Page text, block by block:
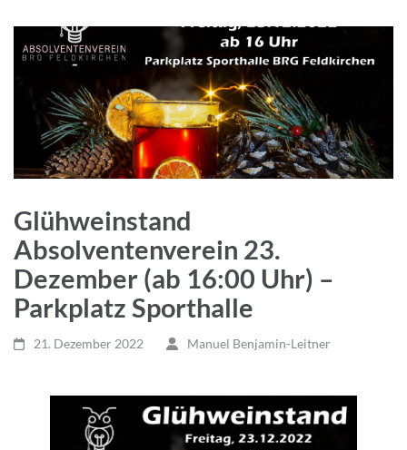
Glühweinstand
Absolventenverein 23.
Dezember (ab 16:00 Uhr) –
Parkplatz Sporthalle
21. Dezember 2022 Manuel Benjamin-Leitner